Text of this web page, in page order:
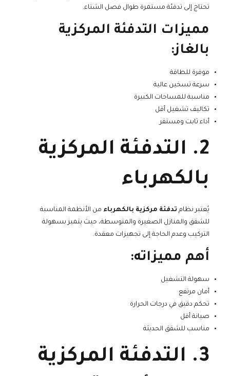
تحتاج إلى تدفئة مستمرة طوال فصل الشتاء.
مميزات التدفئة المركزية
بالغاز:
موفرة للطاقة
سرعة تسخين عالية
مناسبة للمساحات الكبيرة
تكاليف تشغيل أقل
أداء ثابت ومستقر
2. التدفئة المركزية
بالكهرباء
يُعتبر نظام تدفئة مركزية بالكهرباء من الأنظمة المناسبة
للشقق والمنازل الصغيرة والمتوسطة، حيث يتميز بسهولة
التركيب وعدم الحاجة إلى تجهيزات معقدة.
أهم مميزاته:
سهولة التشغيل
أمان مرتفع
تحكم دقيق في درجات الحرارة
صيانة أقل
مناسب للشقق الحديثة
3. التدفئة المركزية